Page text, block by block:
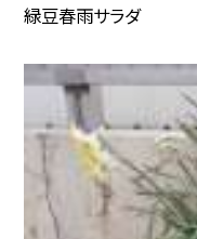
緑豆春雨サラダ